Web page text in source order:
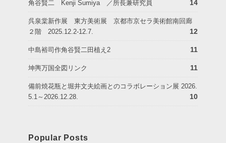
角谷賢二 Kenji Sumiya ／所長兼研究員 14
呉泉棠新作展 東方美術展 京都市京セラ美術館南回廊
２階 2025.12.2-12.7.
12
中島裕司作角谷賢二田植え2 11
坤輿万国全図リンク 11
備前焼花瓶と堀井文夫絵画とのコラボレーション展 2026.
5.1～2026.12.28.
10
Popular Posts